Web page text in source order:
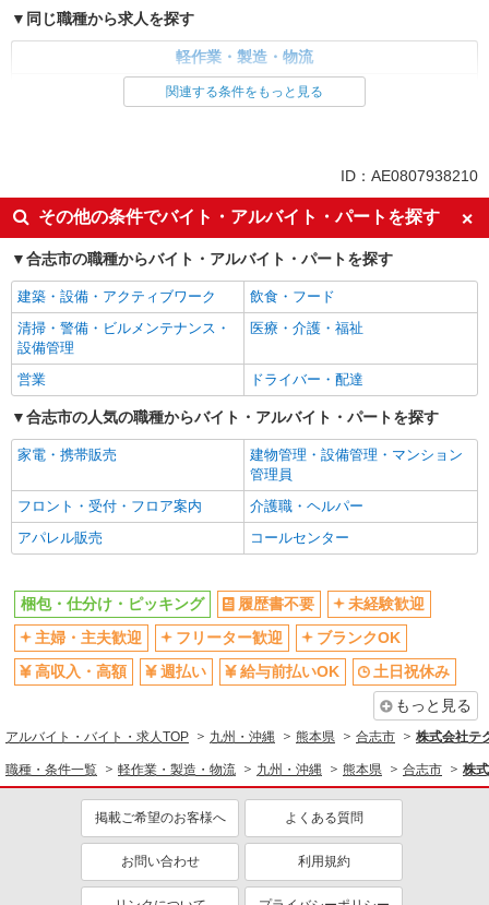
同じ職種から求人を探す
軽作業・製造・物流
梱包・仕分け・ピッキング
車通勤OK
交通費支給
社会保険あり
関連する条件をもっと見る
ID：AE0807938210
その他の条件でバイト・アルバイト・パートを探す
合志市の職種からバイト・アルバイト・パートを探す
建築・設備・アクティブワーク
飲食・フード
清掃・警備・ビルメンテナンス・
設備管理
医療・介護・福祉
営業 ドライバー・配達
合志市の人気の職種からバイト・アルバイト・パートを探す
家電・携帯販売
建物管理・設備管理・マンション
管理員
フロント・受付・フロア案内
介護職・ヘルパー
アパレル販売
コールセンター
梱包・仕分け・ピッキング 履歴書不要
未経験歓迎
主婦・主夫歓迎
フリーター歓迎
ブランクOK
高収入・高額
週払い 給与前払いOK
土日祝休み
もっと見る
アルバイト・バイト・求人TOP 九州・沖縄 熊本県 合志市 株式会社テ
職種・条件一覧 軽作業・製造・物流 九州・沖縄 熊本県 合志市 株
掲載ご希望のお客様へ よくある質問
お問い合わせ 利用規約